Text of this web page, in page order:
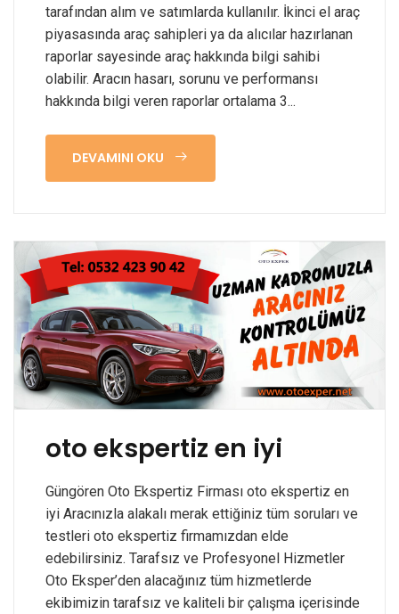
tarafından alım ve satımlarda kullanılır. İkinci el araç
piyasasında araç sahipleri ya da alıcılar hazırlanan
raporlar sayesinde araç hakkında bilgi sahibi
olabilir. Aracın hasarı, sorunu ve performansı
hakkında bilgi veren raporlar ortalama 3...
DEVAMINI OKU
oto ekspertiz en iyi
Güngören Oto Ekspertiz Firması oto ekspertiz en
iyi Aracınızla alakalı merak ettiğiniz tüm soruları ve
testleri oto ekspertiz firmamızdan elde
edebilirsiniz. Tarafsız ve Profesyonel Hizmetler
Oto Eksper’den alacağınız tüm hizmetlerde
ekibimizin tarafsız ve kaliteli bir çalışma içerisinde